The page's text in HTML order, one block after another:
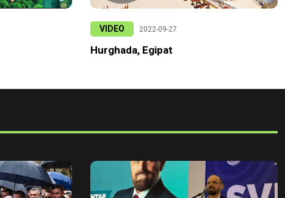
VIDEO 2022-09-27
Hurghada, Egipat